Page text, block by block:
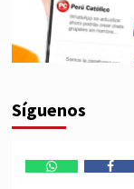
Síguenos